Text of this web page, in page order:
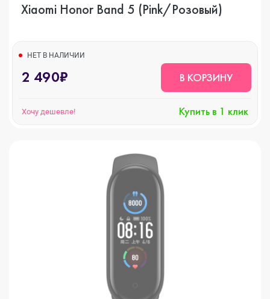
Xiaomi Honor Band 5 (Pink/Розовый)
НЕТ В НАЛИЧИИ
2 490₽ В КОРЗИНУ
Хочу дешевле! Купить в 1 клик